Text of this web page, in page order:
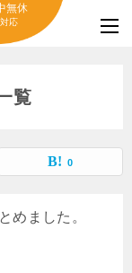
無休
応
覧
0
めました。